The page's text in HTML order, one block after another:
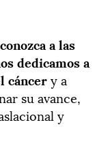
a las
dedicamos a
cáncery a
su avance,
y